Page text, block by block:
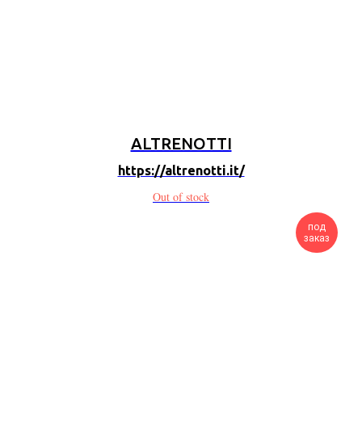
ALTRENOTTI
https://altrenotti.it/
Out of stock
под
заказ